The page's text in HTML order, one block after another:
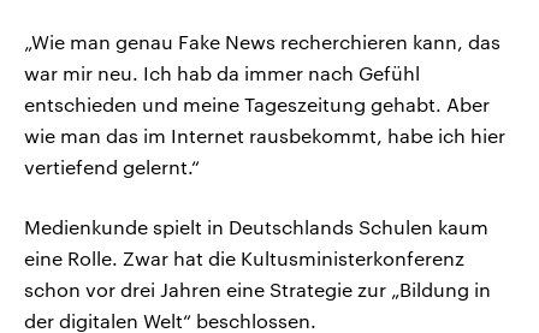
„Wie man genau Fake News recherchieren kann, das
war mir neu. Ich hab da immer nach Gefühl
entschieden und meine Tageszeitung gehabt. Aber
wie man das im Internet rausbekommt, habe ich hier
vertiefend gelernt.“
Medienkunde spielt in Deutschlands Schulen kaum
eine Rolle. Zwar hat die Kultusministerkonferenz
schon vor drei Jahren eine Strategie zur „Bildung in
der digitalen Welt“ beschlossen.